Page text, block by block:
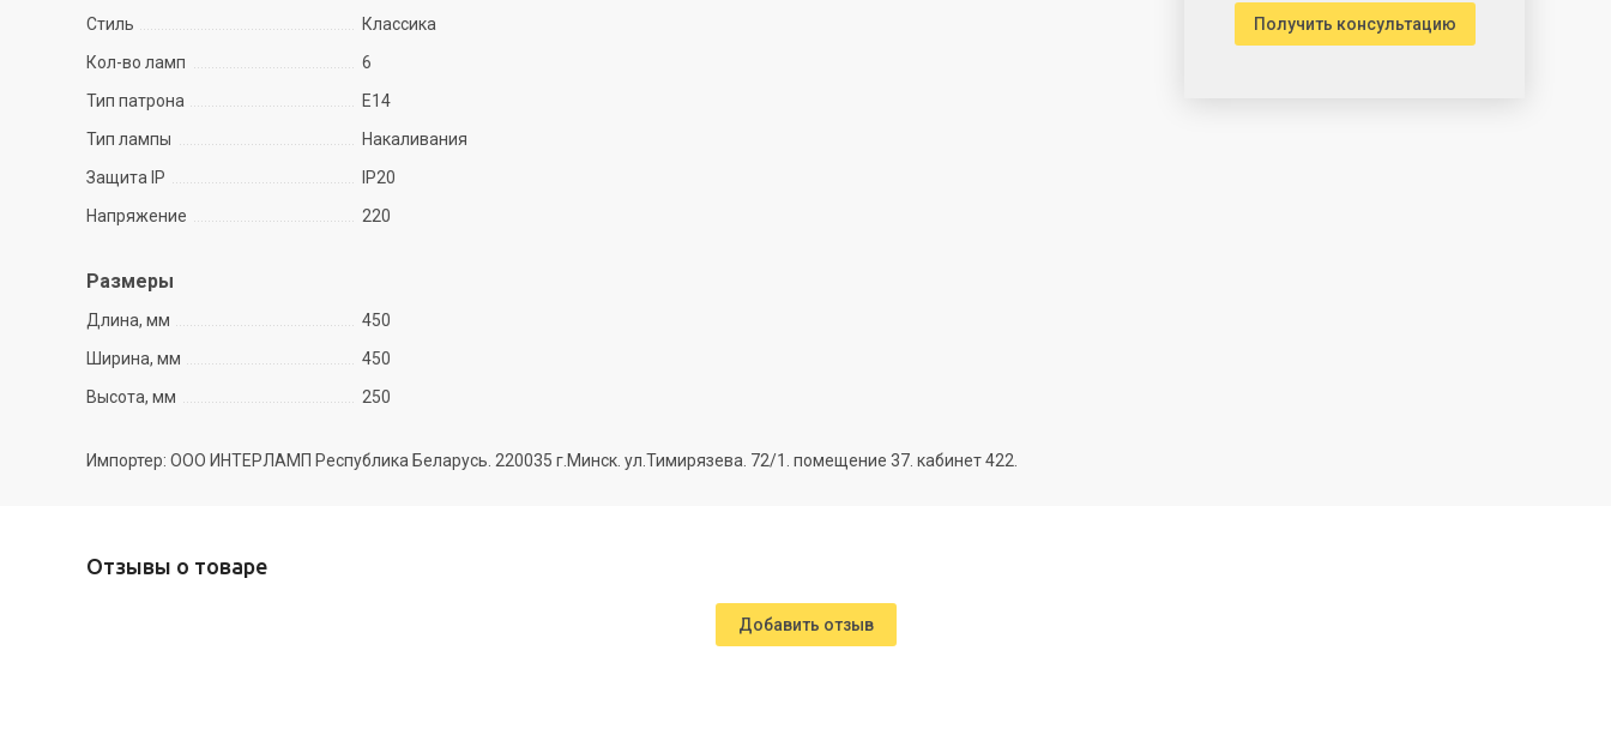
Стиль
Классика
Кол-во ламп
6
Тип патрона
E14
Тип лампы
Накаливания
Защита IP
IP20
Напряжение
220
Размеры
Длина, мм
450
Ширина, мм
450
Высота, мм
250
Импортер: ООО ИНТЕРЛАМП Республика Беларусь. 220035 г.Минск. ул.Тимирязева. 72/1. помещение 37. кабинет 422.
Получить консультацию
Отзывы о товаре
Добавить отзыв